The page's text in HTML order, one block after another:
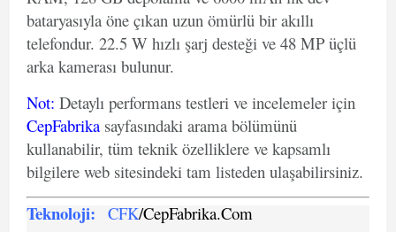
bataryasıyla öne çıkan uzun ömürlü bir akıllı
telefondur. 22.5 W hızlı şarj desteği ve 48 MP üçlü
arka kamerası bulunur.
Not: Detaylı performans testleri ve incelemeler için
CepFabrika sayfasındaki arama bölümünü
kullanabilir, tüm teknik özelliklere ve kapsamlı
bilgilere web sitesindeki tam listeden ulaşabilirsiniz.
Teknoloji: CFK/CepFabrika.Com